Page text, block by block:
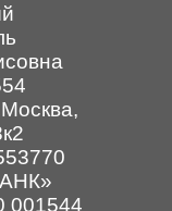
001544